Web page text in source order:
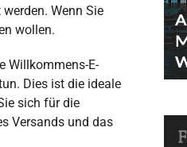
Wenn Sie
wollen.
Willkommens-E-
Dies ist die ideale
sich für die
Versands und das